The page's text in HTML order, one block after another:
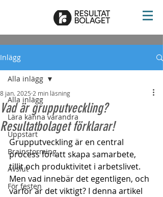
Inlägg
Alla inlägg
Lära känna varandra
Uppstart
Brainstorming
Avslut
För festen
Alla inlägg
Vad är grupputveckling?
Resultatbolaget förklarar!
8 jan. 2025 2 min läsning
Grupputveckling är en central
process för att skapa samarbete,
tillit och produktivitet i arbetslivet.
Men vad innebär det egentligen, och
varför är det viktigt? I denna artikel